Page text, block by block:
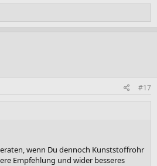
#17
wenn Du dennoch Kunststoffrohr
Empfehlung und wider besseres